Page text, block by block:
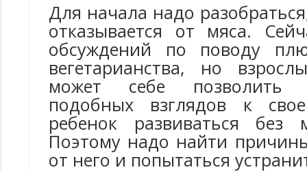
Для начала надо
отказывается от мяса.
обсуждений по поводу
вегетарианства, но
может себе позволить
подобных взглядов к
ребенок развиваться
Поэтому надо найти
от него и попытаться